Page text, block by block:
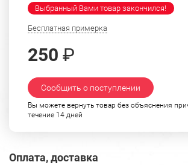
Выбранный Вами товар закончился!
Бесплатная примерка
250 ₽
Сообщить о поступлении
Вы можете вернуть товар без объяснения
течение 14 дней
Оплата, доставка